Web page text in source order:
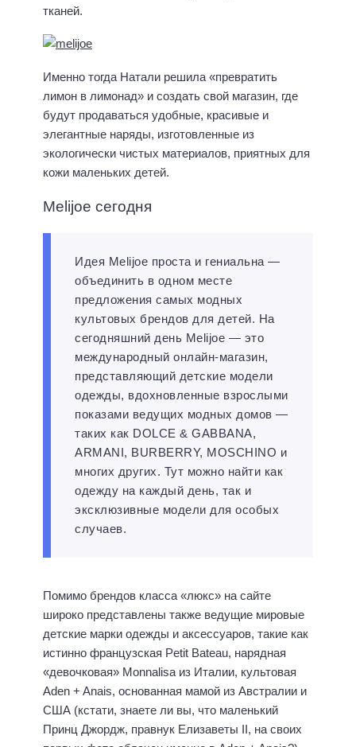
тканей.
Именно тогда Натали решила «превратить
лимон в лимонад» и создать свой магазин, где
будут продаваться удобные, красивые и
элегантные наряды, изготовленные из
экологически чистых материалов, приятных для
кожи маленьких детей.
Melijoe сегодня
Идея Melijoe проста и гениальна —
объединить в одном месте
предложения самых модных
культовых брендов для детей. На
сегодняшний день Melijoe — это
международный онлайн-магазин,
представляющий детские модели
одежды, вдохновленные взрослыми
показами ведущих модных домов —
таких как DOLCE & GABBANA,
ARMANI, BURBERRY, MOSCHINO и
многих других. Тут можно найти как
одежду на каждый день, так и
эксклюзивные модели для особых
случаев.
Помимо брендов класса «люкс» на сайте
широко представлены также ведущие мировые
детские марки одежды и аксессуаров, такие как
истинно французская Petit Bateau, нарядная
«девочковая» Monnalisa из Италии, культовая
Aden + Anais, основанная мамой из Австралии и
США (кстати, знаете ли вы, что маленький
Принц Джордж, правнук Елизаветы II, на своих